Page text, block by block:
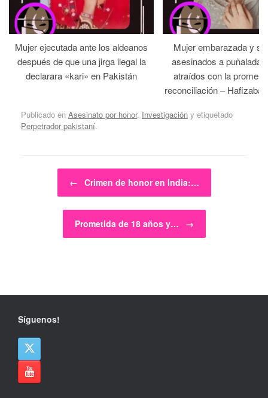
Mujer ejecutada ante los aldeanos
después de que una jirga ilegal la
declarara «kari» en Pakistán
Mujer embarazada y
asesinados a
atraídos con la
reconciliación –
Publicado en Asesinato por honor, Investigación y etiquetado
Perpetrador pakistaní.
Navegador de artículos
← Crimen de honor en India:…
Prometida de 18 años y… →
Síguenos!